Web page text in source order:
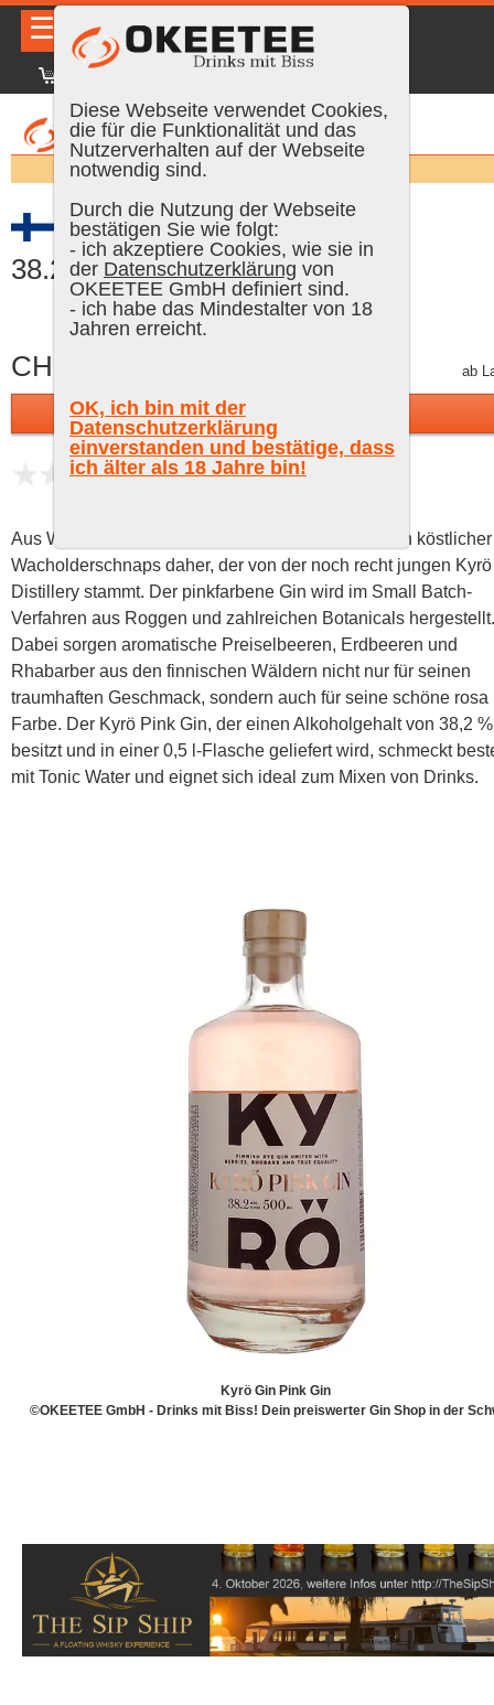
☰ DE FR EN|Anmelden
Suchen:
Kyrö Gin Pink Gin, 50 cl,
38.2 % Vol.
CHF 39.90 ab
In den Warenkorb
noch keine Bewertungen
Aus Westfinnland kommt mit dem Kyrö Pink Gin ein köstlicher
Wacholderschnaps daher, der von der noch recht jungen Kyrö
Distillery stammt. Der pinkfarbene Gin wird im Small Batch-
Verfahren aus Roggen und zahlreichen Botanicals hergestellt.
Dabei sorgen aromatische Preiselbeeren, Erdbeeren und
Rhabarber aus den finnischen Wäldern nicht nur für seinen
traumhaften Geschmack, sondern auch für seine schöne rosa
Farbe. Der Kyrö Pink Gin, der einen Alkoholgehalt von 38,2
besitzt und in einer 0,5 l-Flasche geliefert wird, schmeckt
mit Tonic Water und eignet sich ideal zum Mixen von Drinks.
Kyrö Gin Pink Gin
©OKEETEE GmbH - Drinks mit Biss! Dein preiswerter Gin Shop in der
Diese Webseite verwendet Cookies,
die für die Funktionalität und das
Nutzerverhalten auf der Webseite
notwendig sind.
Durch die Nutzung der Webseite
bestätigen Sie wie folgt:
- ich akzeptiere Cookies, wie sie in
der Datenschutzerklärung von
OKEETEE GmbH definiert sind.
- ich habe das Mindestalter von 18
Jahren erreicht.
OK, ich bin mit der
Datenschutzerklärung
einverstanden und bestätige, dass
ich älter als 18 Jahre bin!